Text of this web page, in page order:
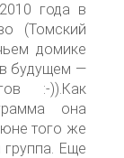
года в
(Томский
домике
будущем —
:-)).Как
она
того же
группа. Еще